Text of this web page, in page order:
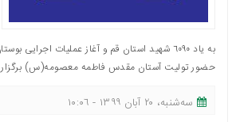
به یاد ٦٠٩٠ شهید استان قم و آغاز عملیات اجرایی
حضور تولیت آستان مقدس فاطمه معصومه(س)
ﺳﻪشنبه، ٢٠ آبان ١٣٩٩ - ١٠:٠٦